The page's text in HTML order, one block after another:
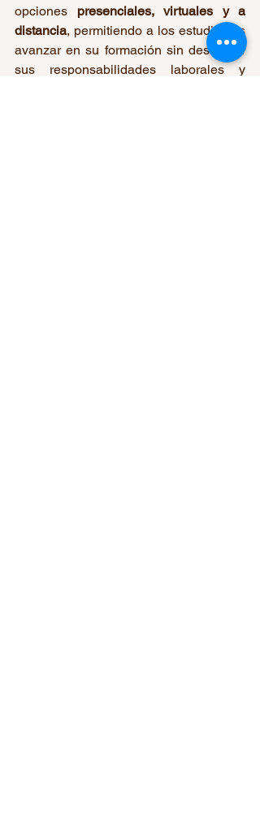
opciones presenciales, virtuales y a
distancia, permitiendo a los estudiantes
avanzar en su formación sin descuidar
sus responsabilidades laborales y